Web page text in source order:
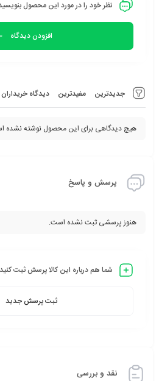
جدیدترین مفیدترین دیدگاه خریداران
هیچ دیدگاهی برای این محصول نوشته نشده
نظر خود را در مورد این محصول
افزودن دیدگاه
پرسش و پاسخ
هنوز پرسشی ثبت نشده است.
شما هم درباره این کالا پرسش ثبت کنید
ثبت پرسش جدید
نقد و بررسی